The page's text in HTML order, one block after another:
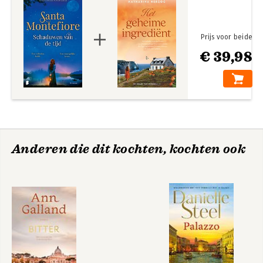
€ 39,98
Prijs voor beide
Anderen die dit kochten, kochten ook